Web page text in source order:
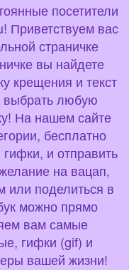
посетители
Приветствуем вас
страничке
вы найдете
крещения и текст
выбрать любую
На нашем сайте
бесплатно
и отправить
на вацап,
или поделиться в
можно прямо
вам самые
гифки (gif) и
вашей жизни!